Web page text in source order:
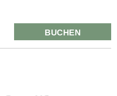
BUCHEN